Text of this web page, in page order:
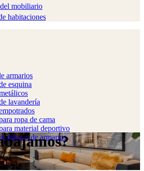
mobiliario
habitaciones
armarios
esquina
lavandería
ropa de cama
material deportivo
de armarios